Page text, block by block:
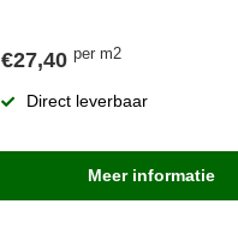
€27,40 per m2
Direct leverbaar
Meer informatie